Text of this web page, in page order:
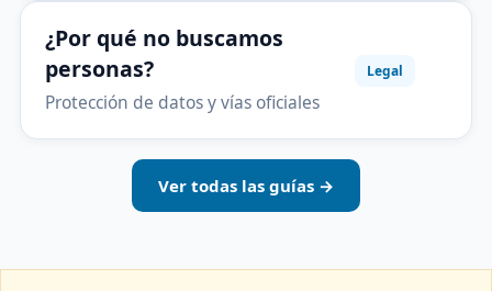
¿Por qué no buscamos
personas?
Protección de datos y vías oficiales
Legal
Ver todas las guías →